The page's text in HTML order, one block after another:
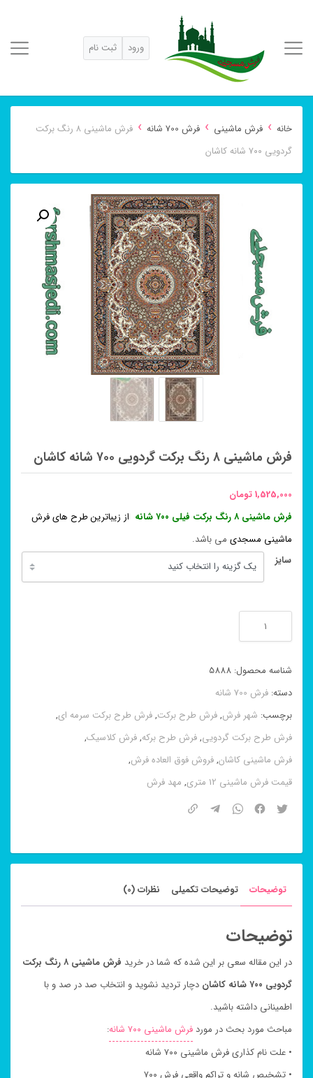
ورود ثبت نام
خانه › فرش ماشینی › فرش 700 شانه ›
فرش ماشینی ۸ رنگ برکت
گردویی ۷۰۰ شانه کاشان
فرش ماشینی ۸ رنگ برکت گردویی ۷۰۰ شانه کاشان
1,525,000تومان
فرش ماشینی ۸ رنگ برکت فیلی ۷۰۰ شانه
از زیباترین طرح های فرش
ماشینی مسجدی می باشد.
سایز
ماشینی
۸
رنگ
برکت
گردویی
۷۰۰
شانه
شناسه محصول: 5888
دسته: فرش 700 شانه
برچسب: شهر فرش,فرش طرح برکت,فرش طرح برکت سرمه ای,
فرش طرح برکت گردویی,فرش طرح برکه,فرش کلاسیک,
فرش ماشینی کاشان,فروش فوق العاده فرش,
قیمت فرش ماشینی 12 متری
, مهد فرش
توضیحات توضیحات تکمیلی نظرات (0)
توضیحات
در این مقاله سعی بر این شده که شما در خرید
فرش ماشینی ۸ رنگ برکت
گردویی ۷۰۰ شانه کاشان
دچار تردید نشوید و انتخاب صد در صد و با
اطمینانی داشته باشید.
مباحث مورد بحث در موردفرش ماشینی ۷۰۰ شانه
:
• علت نام کذاری فرش ماشینی ۷۰۰ شانه
• تشخیص شانه و تراکم واقعی فرش ۷۰۰